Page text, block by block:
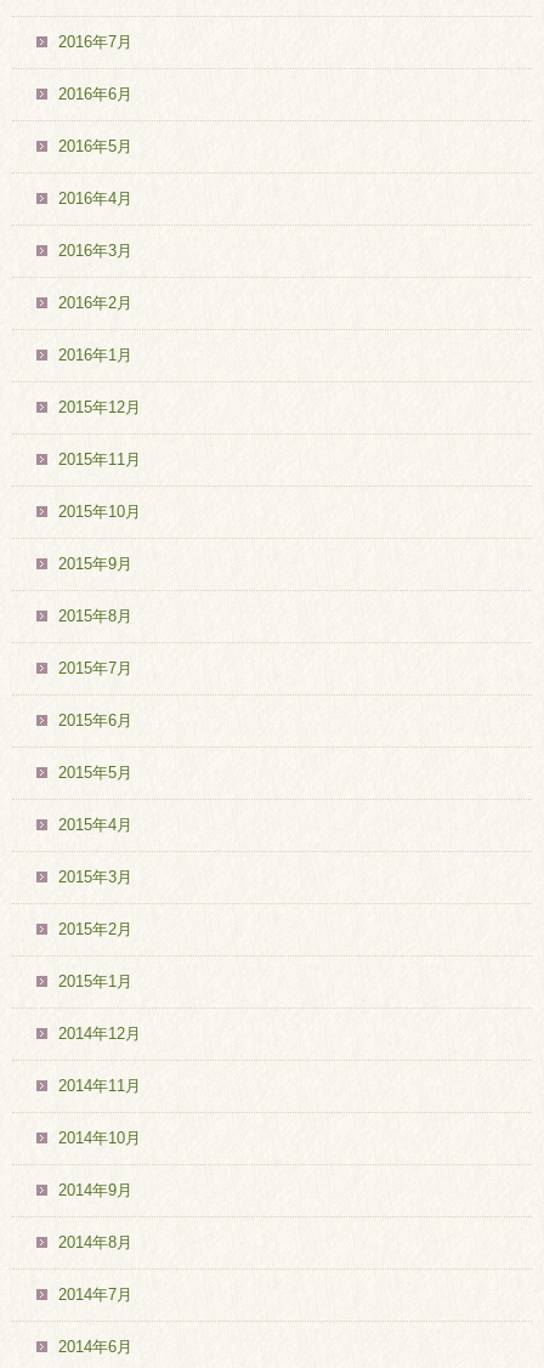
2016年7月
2016年6月
2016年5月
2016年4月
2016年3月
2016年2月
2016年1月
2015年12月
2015年11月
2015年10月
2015年9月
2015年8月
2015年7月
2015年6月
2015年5月
2015年4月
2015年3月
2015年2月
2015年1月
2014年12月
2014年11月
2014年10月
2014年9月
2014年8月
2014年7月
2014年6月